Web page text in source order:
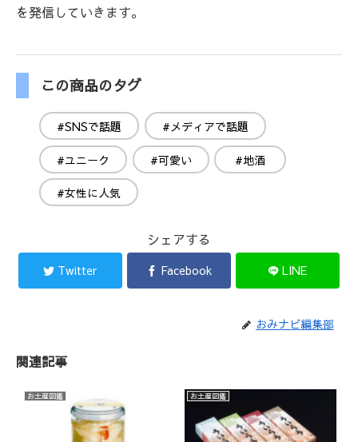
を発信していきます。
この商品のタグ
#SNSで話題 #メディアで話題
#ユニーク #可愛い #地酒
#女性に人気
シェアする
Twitter Facebook LINE
おみナビ編集部
関連記事
お土産図鑑 お土産図鑑